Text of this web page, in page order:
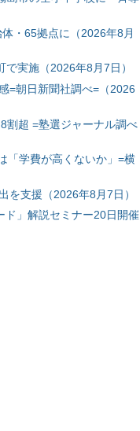
・65拠点に（2026年8月
実施（2026年8月7日）
=朝日新聞社調べ=（2026
割超 =塾選ジャーナル調べ
「学費が高くないか」=横
を支援（2026年8月7日）
ド」解説セミナー20日開催